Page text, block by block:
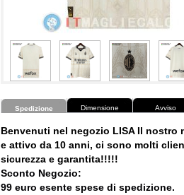
Spedizione Dimensione Avviso
Benvenuti nel negozio LISA Il nostro
e attivo da 10 anni, ci sono molti
sicurezza e garantita!!!!!
Sconto Negozio:
99 euro esente spese di spedizione.